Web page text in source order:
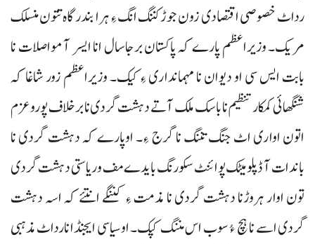
رداٹ خصوصی اقتصادی زون جوڑ کننگ انگ ءِ ہرا بندرگاہ تتون منسلک
مریک۔ وزیراعظم پارے کہ پاکستان برجاسال انا ایسر آ مواصلات نا
بابت ایس سی او دیوان نا مہمانداری ءِ کیک۔ وزیراعظم زور شاغا کہ
شنگھائی کمکار تنظیم نا باسک ملک آتے دہشت گردی نا برخلاف پورو عزم
اتون اواری اٹ جنگ تننگ نا گرج ءِ۔ اوپارے کہ دہشت گردی نا
باندات آ ڈپلومیٹک پوائنٹ سکورنگ بایدے مف و ریاستی دہشت گردی
تون اوار ہروڑنا دہشت گردی نا مذمت ءِ کننگے انتئے کہ اسہ دہشت
گردی اسے نا ہچ ءُ سوب اس مننگ کپک۔ اوسیاسی ایجنڈا نارداٹ مذہبی